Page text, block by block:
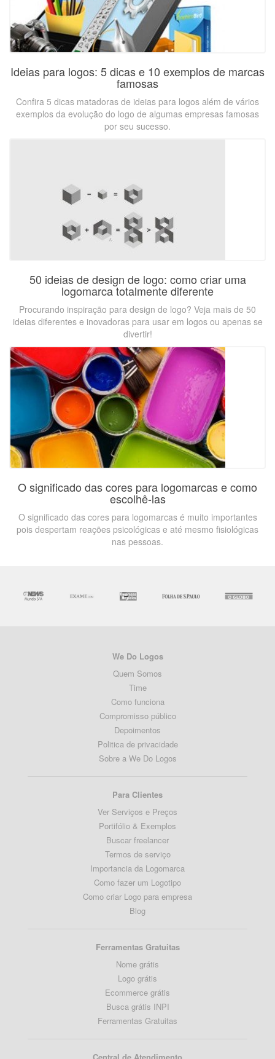
Ideias para logos: 5 dicas e 10 exemplos de marcas
famosas
Confira 5 dicas matadoras de ideias para logos além de vários
exemplos da evolução do logo de algumas empresas famosas
por seu sucesso.
50 ideias de design de logo: como criar uma
logomarca totalmente diferente
Procurando inspiração para design de logo? Veja mais de 50
ideias diferentes e inovadoras para usar em logos ou apenas se
divertir!
O significado das cores para logomarcas e como
escolhê-las
O significado das cores para logomarcas é muito importantes
pois despertam reações psicológicas e até mesmo fisiológicas
nas pessoas.
We Do Logos
Quem Somos
Time
Como funciona
Compromisso público
Depoimentos
Politica de privacidade
Sobre a We Do Logos
Para Clientes
Ver Serviços e Preços
Portifólio & Exemplos
Buscar freelancer
Termos de serviço
Importancia da Logomarca
Como fazer um Logotipo
Como criar Logo para empresa
Blog
Ferramentas Gratuitas
Nome grátis
Logo grátis
Ecommerce grátis
Busca grátis INPI
Ferramentas Gratuitas